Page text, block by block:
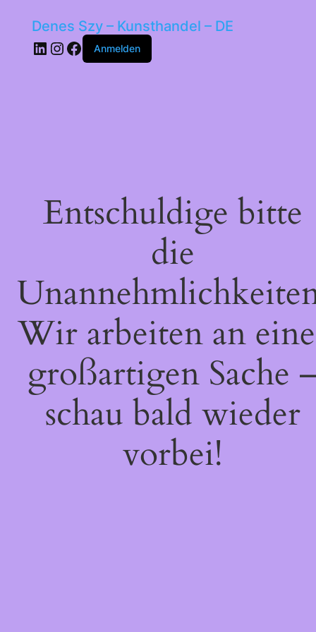
Denes Szy – Kunsthandel – DE
LinkedIn
Instagram
Facebook
Anmelden
Entschuldige bitte
die
Wir arbeiten an
großartigen Sache
schau bald wieder
vorbei!